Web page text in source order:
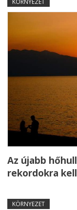
Az újabb
rekordokra
KÖRNYEZET